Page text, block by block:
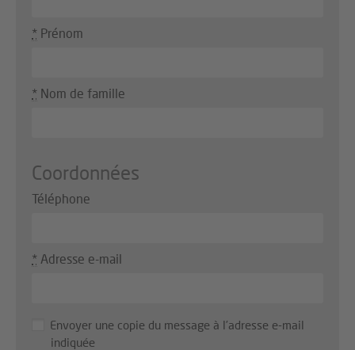
* Prénom
* Nom de famille
Coordonnées
Téléphone
* Adresse e-mail
Envoyer une copie du message à l’adresse e-mail
indiquée